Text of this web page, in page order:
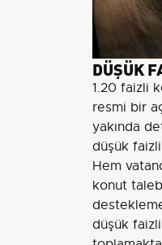
DÜŞÜK
1.20 faizli
resmi bir
yakında
düşük
Hem
konut
düşük